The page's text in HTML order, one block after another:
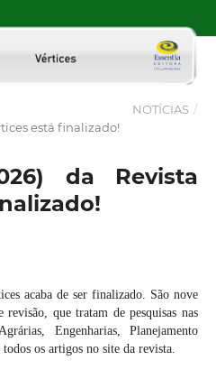
NOTÍCIAS /
está finalizado!
da Revista
acaba de ser finalizado. São nove
que tratam de pesquisas nas
Engenharias, Planejamento
os artigos no site da revista.